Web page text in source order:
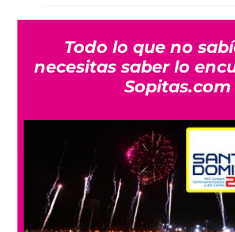
Todo lo que no
necesitas saber lo
Sopitas.com